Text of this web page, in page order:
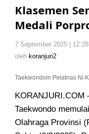
Klasemen
Medali
7 September 2025 |
oleh koranjuri2
Taekwondoin Pelatnas Ni
KORANJURI.COM
Taekwondo
Olahraga Provinsi